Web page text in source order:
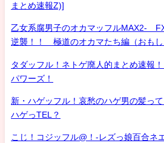
まとめ速報Z)]
乙女系腐男子のオカマッフルMAX2-
逆襲！！ 極道のオカマたち編（おもし
タダッフル！ネトゲ廃人的まとめ速報
パワーズ！
新・ハゲッフル！哀愁のハゲ男の髪っ
ハゲっTEL？
こじ！コジッフル@！-レズっ娘百合ネ